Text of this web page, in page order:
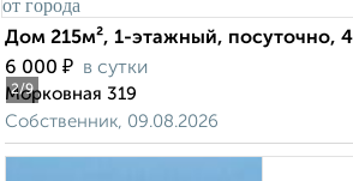
2/9
Дом 215м², 1-этажный, посуточно,
6 000 ₽ в сутки
Морковная 319
Собственник, 09.08.2026